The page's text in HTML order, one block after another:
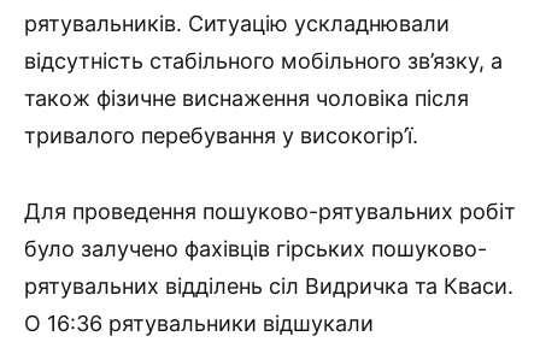
рятувальників. Ситуацію ускладнювали
відсутність стабільного мобільного зв’язку, а
також фізичне виснаження чоловіка після
тривалого перебування у високогір’ї.
Для проведення пошуково-рятувальних робіт
було залучено фахівців гірських пошуково-
рятувальних відділень сіл Видричка та Кваси.
О 16:36 рятувальники відшукали